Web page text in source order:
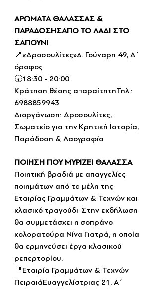
ΑΡΩΜΑΤΑ ΘΑΛΑΣΣΑΣ &
ΠΑΡΑΔΟΣΗΣΑΠΟ ΤΟ ΛΑΔΙ ΣΤΟ
ΣΑΠΟΥΝΙ
📍«Δροσουλίτες»Δ. Γούναρη 49, Α΄
όροφος
🕣18:30 - 20:00
Κράτηση θέσης απαραίτητηΤηλ.:
6988859943
Διοργάνωση: Δροσουλίτες,
Σωματείο για την Κρητική Ιστορία,
Παράδοση & Λαογραφία
ΠΟΙΗΣΗ ΠΟΥ ΜΥΡΙΖΕΙ ΘΑΛΑΣΣΑ
Ποιητική βραδιά με απαγγελίες
ποιημάτων από τα μέλη της
Εταιρίας Γραμμάτων & Τεχνών και
κλασικό τραγούδι. Στην εκδήλωση
θα συμμετάσχει η σοπράνο
κολορατούρα Νίνα Γιατρά, η οποία
θα ερμηνεύσει έργα κλασικού
ρεπερτορίου.
📍Εταιρία Γραμμάτων & Τεχνών
ΠειραιάΕυαγγελίστριας 21, Α΄